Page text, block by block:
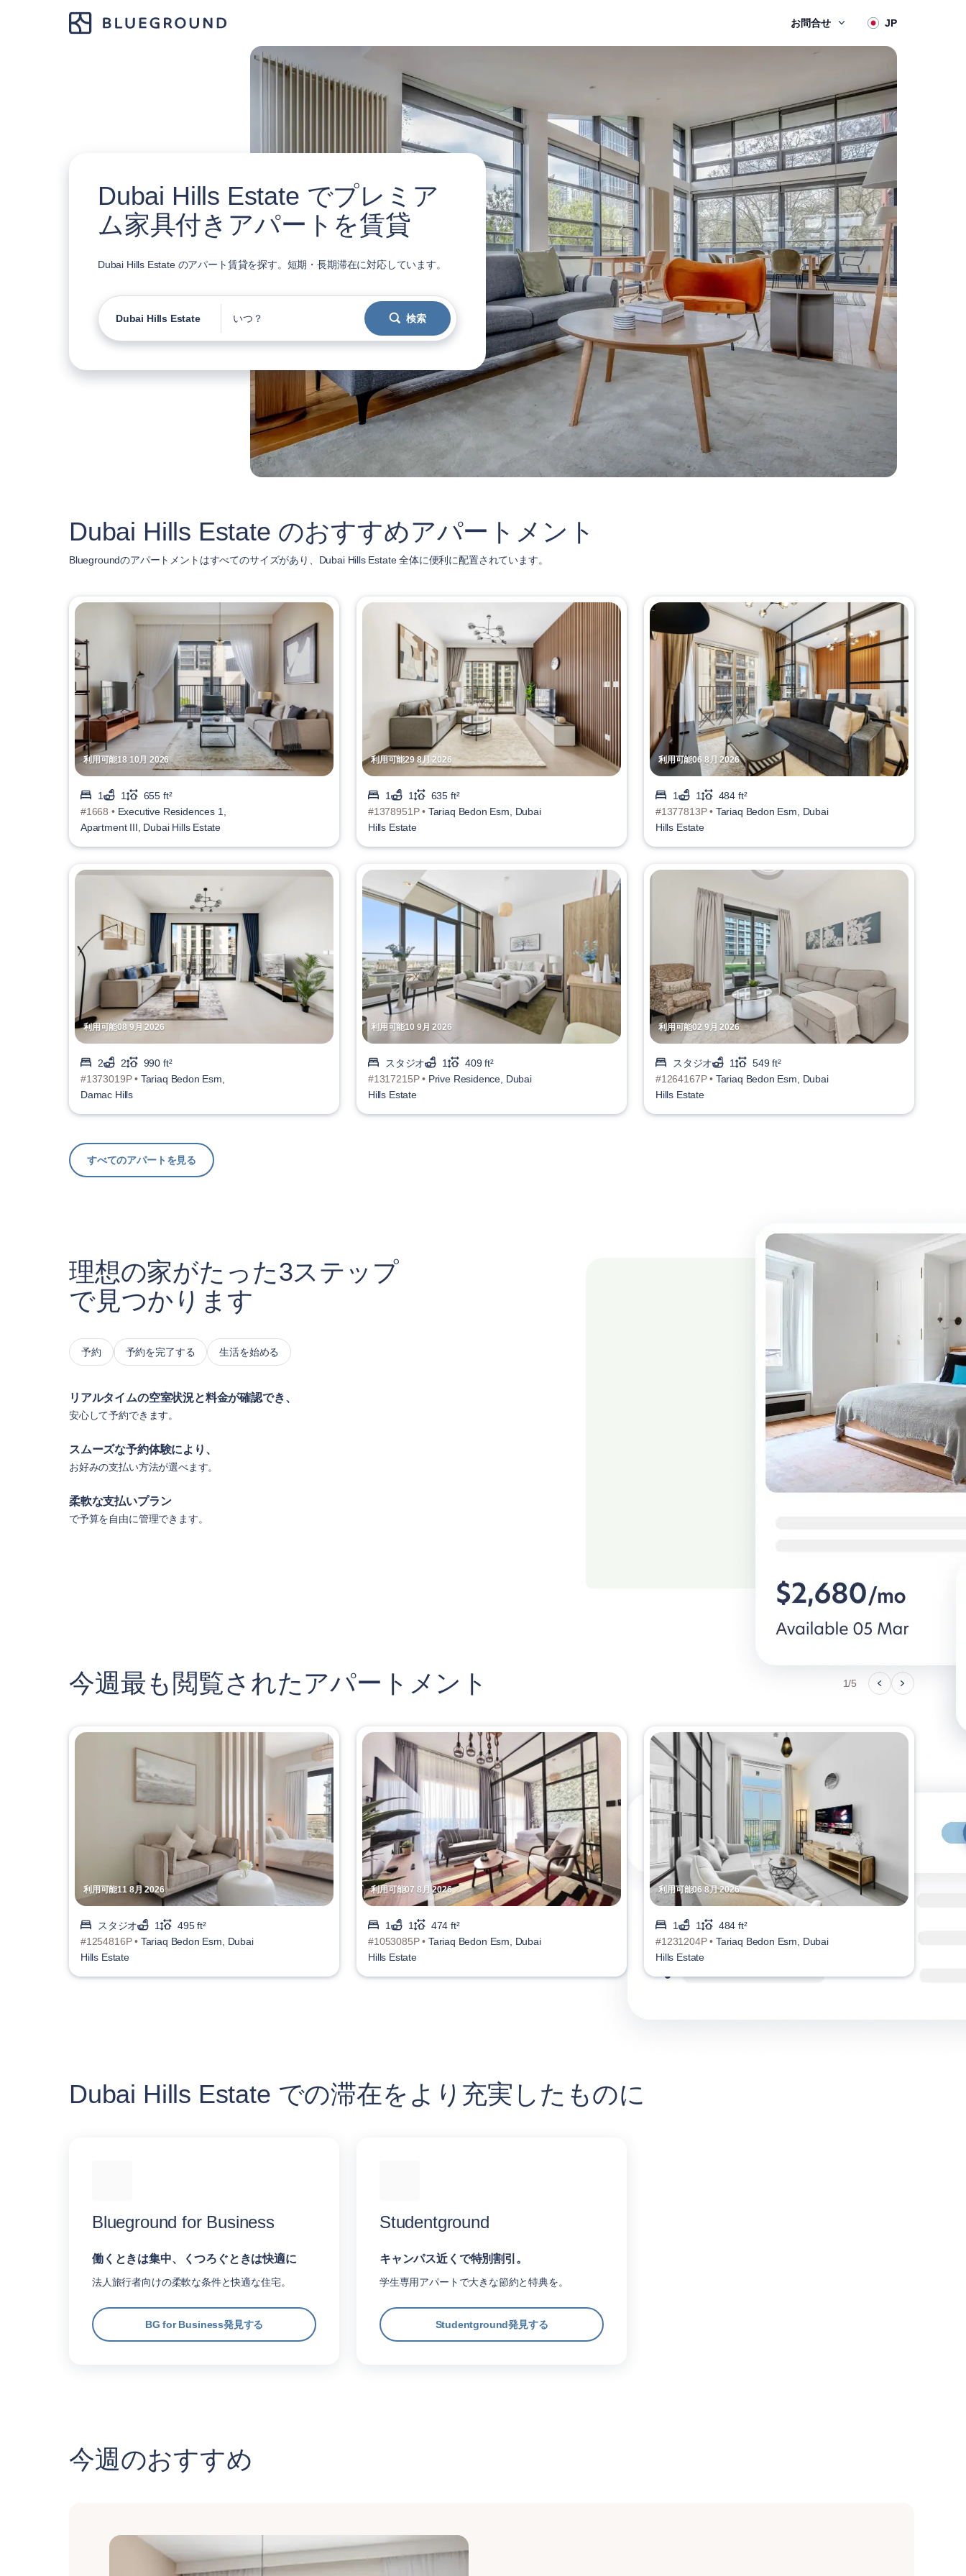
お問合せ JP
Dubai Hills Estate でプレミア
ム家具付きアパートを賃貸
Dubai Hills Estate のアパート賃貸を探す。短期・長期滞在に対応しています。
Dubai Hills Estate いつ？ 検索
Dubai Hills Estate のおすすめアパートメント
Bluegroundのアパートメントはすべてのサイズがあり、Dubai Hills Estate 全体に便利に配置されています。
利用可能18 10月 2026
1 1
655 ft²
#1668 • Executive Residences 1,
Apartment III, Dubai Hills Estate
利用可能29 8月 2026
1 1
635 ft²
#1378951P • Tariaq Bedon Esm, Dubai
Hills Estate
利用可能06 8月 2026
1 1
484 ft²
#1377813P • Tariaq Bedon Esm, Dubai
Hills Estate
利用可能08 9月 2026
2 2
990 ft²
#1373019P • Tariaq Bedon Esm,
Damac Hills
利用可能10 9月 2026
スタジオ 1
409 ft²
#1317215P • Prive Residence, Dubai
Hills Estate
利用可能02 9月 2026
スタジオ 1
549 ft²
#1264167P • Tariaq Bedon Esm, Dubai
Hills Estate
すべてのアパートを見る
理想の家がたった3ステップ
で見つかります
予約 予約を完了する 生活を始める
リアルタイムの空室状況と料金が確認でき、
安心して予約できます。
スムーズな予約体験により、
お好みの支払い方法が選べます。
柔軟な支払いプラン
で予算を自由に管理できます。
今週最も閲覧されたアパートメント 1/5
利用可能11 8月 2026
スタジオ 1
495 ft²
#1254816P • Tariaq Bedon Esm, Dubai
Hills Estate
利用可能07 8月 2026
1 1
474 ft²
#1053085P • Tariaq Bedon Esm, Dubai
Hills Estate
利用可能06 8月 2026
1 1
484 ft²
#1231204P • Tariaq Bedon Esm, Dubai
Hills Estate
Dubai Hills Estate での滞在をより充実したものに
Blueground for Business
働くときは集中、くつろぐときは快適に
法人旅行者向けの柔軟な条件と快適な住宅。
BG for Business発見する
Studentground
キャンパス近くで特別割引。
学生専用アパートで大きな節約と特典を。
Studentground発見する
今週のおすすめ